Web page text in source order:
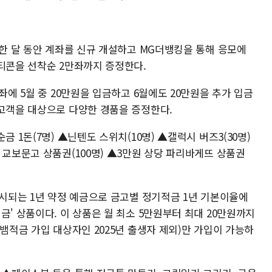
달 동안 계좌를 신규 개설하고 MG더뱅킹을 통해 응모에
을 선착순 2만좌까지 증정한다.
5월 중 20만원을 입금하고 6월에도 20만원을 추가 입금
을 대상으로 다양한 경품을 증정한다.
1돈(7명) ▲닌텐도 스위치(10명) ▲갤럭시 버즈3(30명)
보문고 상품권(100명) ▲3만원 상당 파리바게뜨 상품권
는 1년 약정 예금으로 금고별 정기적금 1년 기본이율에
' 상품이다. 이 상품은 월 최소 5만원부터 최대 20만원까지
적금 가입 대상자인 2025년 출생자 제외)만 가입이 가능하